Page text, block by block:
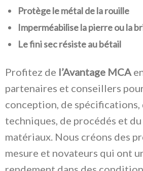
Protège le métal de la rouille
Imperméabilise la pierre ou la
Le fini sec résiste au bétail
Profitez de l’Avantage MCA
partenaires et conseillers
conception, de spécifications,
techniques, de procédés et
matériaux. Nous créons des
mesure et novateurs qui ont